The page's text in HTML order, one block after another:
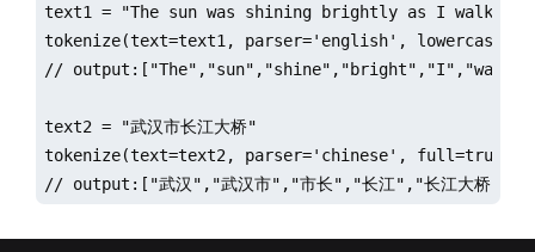
text1 = "The sun was shining brightly as I walked
tokenize(text=text1, parser='english',
//
text2 = "武汉市长江大桥"
tokenize(text=text2, parser='chinese', full=true)
// output:["武汉","武汉市","市长","长江","长江大桥","